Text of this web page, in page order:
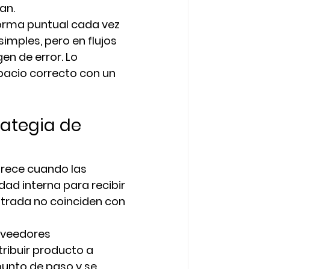
puntual cada vez
pero en flujos
de error. Lo
correcto con un
de
cuando las
interna para recibir
no coinciden con
producto a